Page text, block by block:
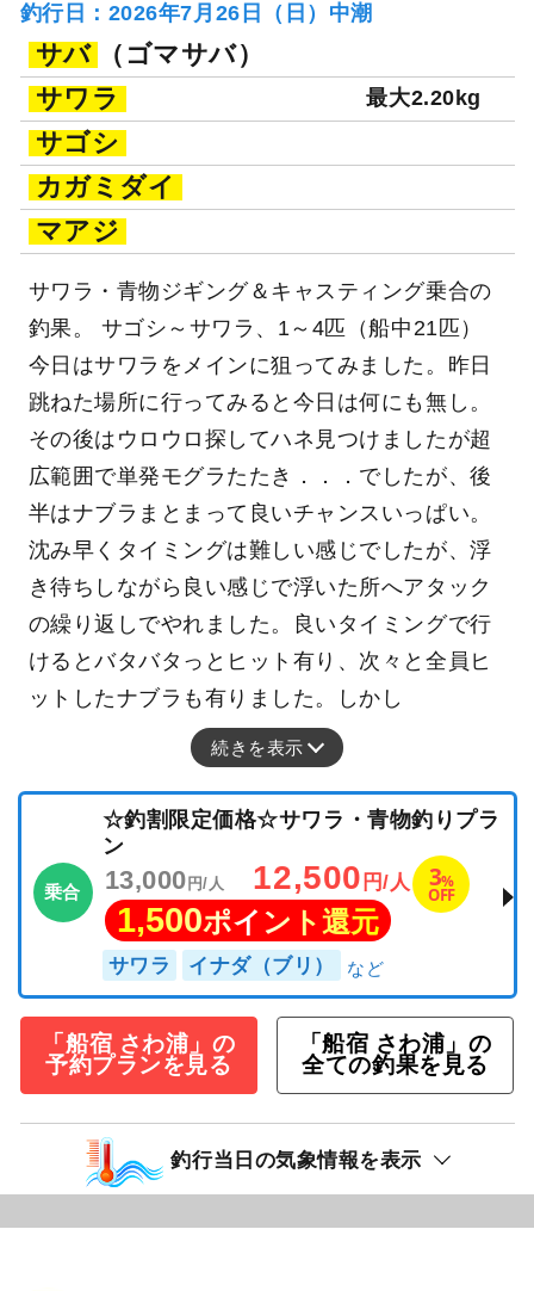
釣行日：2026年7月26日（日）中潮
サバ
（ゴマサバ）
サワラ
最大2.20kg
サゴシ
カガミダイ
マアジ
サワラ・青物ジギング＆キャスティング乗合の
釣果。 サゴシ～サワラ、1～4匹（船中21匹）
今日はサワラをメインに狙ってみました。昨日
跳ねた場所に行ってみると今日は何にも無し。
その後はウロウロ探してハネ見つけましたが超
広範囲で単発モグラたたき．．．でしたが、後
半はナブラまとまって良いチャンスいっぱい。
沈み早くタイミングは難しい感じでしたが、浮
き待ちしながら良い感じで浮いた所へアタック
の繰り返しでやれました。良いタイミングで行
けるとバタバタっとヒット有り、次々と全員ヒ
ットしたナブラも有りました。しかし
続きを表示
乗合
☆釣割限定価格☆サワラ・青物釣りプラ
ン
13,000 円/人 12,500 円/人 3%
OFF
1,500ポイント還元
サワラ イナダ（ブリ）
「船宿 さわ浦」の
予約プランを見る
「船宿 さわ浦」の
全ての釣果を見る
釣行当日の気象情報を表示